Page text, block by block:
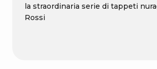
la straordinaria serie di tappeti
Rossi